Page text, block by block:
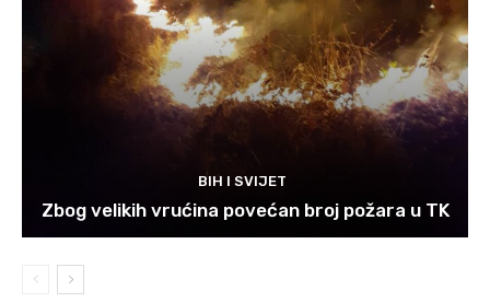
BIH I SVIJET
Zbog velikih vrućina povećan broj požara u TK